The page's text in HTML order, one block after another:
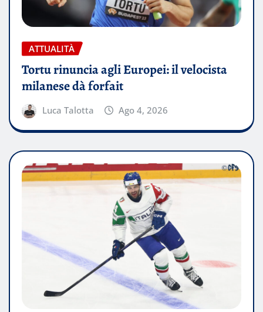
ATTUALITÀ
Tortu rinuncia agli Europei: il velocista
milanese dà forfait
Luca Talotta Ago 4, 2026